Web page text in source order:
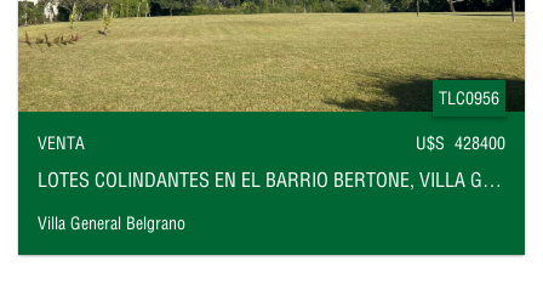
TLC0956
VENTA U$S 428400
LOTES COLINDANTES EN EL BARRIO BERTONE, VILLA GENERAL BELGRANO
Villa General Belgrano